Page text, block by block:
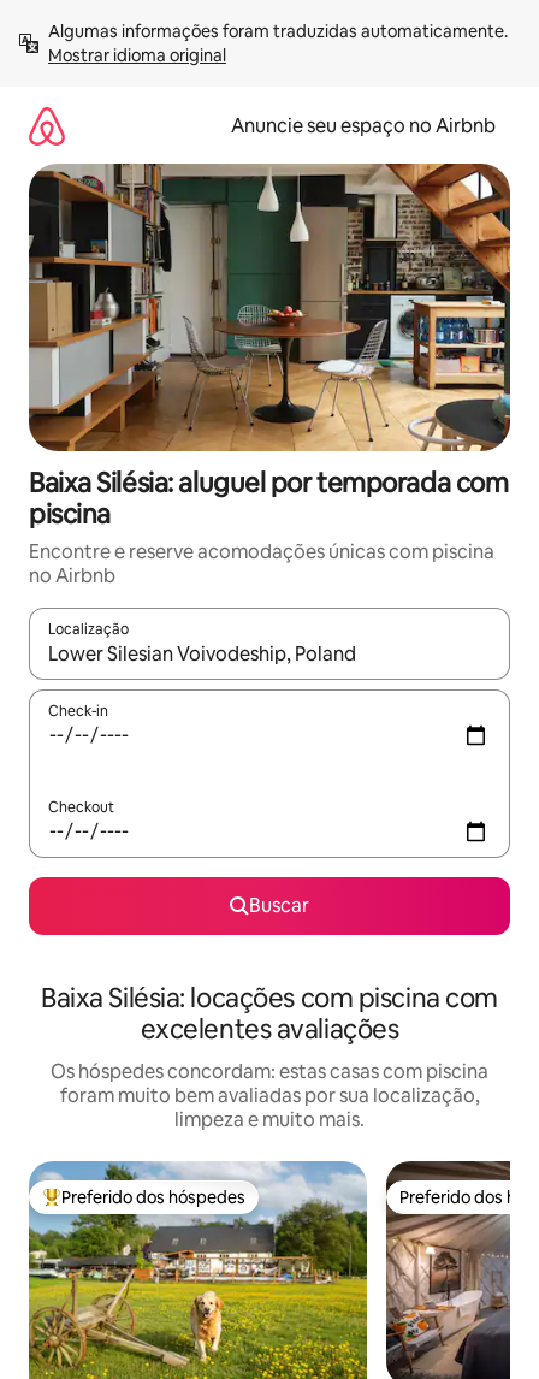
para
Mostrar idioma original
Anuncie seu espaço no Airbnb
Baixa Silésia: aluguel por temporada com
piscina
Encontre e reserve acomodações únicas com piscina
no Airbnb
Localização
Quando os resultados estiverem disponíveis, explore-os
Check-in
Checkout
Buscar
Baixa Silésia: locações com piscina com
excelentes avaliações
Os hóspedes concordam: estas casas com piscina
foram muito bem avaliadas por sua localização,
limpeza e muito mais.
Entre os melhores preferidos dos hóspedes
Preferido dos hóspedes Preferido dos
Preferido dos